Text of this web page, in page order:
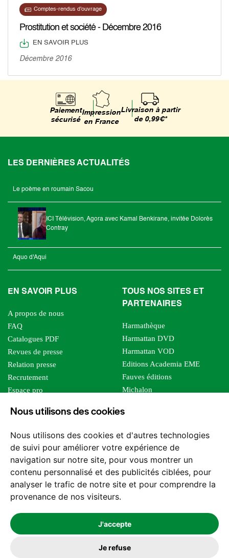
Nous utilisons des cookies
Nous utilisons des cookies et d'autres technologies
de suivi pour améliorer votre expérience de
navigation sur notre site, pour vous montrer un
contenu personnalisé et des publicités ciblées, pour
analyser le trafic de notre site et pour comprendre la
provenance de nos visiteurs.
J'accepte
Je refuse
Comptes-rendus d'ouvrage
Prostitution et société - Décembre 2016
EN SAVOIR PLUS
Décembre 2016
Paiement
sécurisé
Impression
en France
Livraison à partir
de 0,99€*
LES DERNIÈRES ACTUALITÉS
Le poème en roumain Sacou
ICI Télévision, Agora avec Kamal Benkirane, invitée Dolorès
Contray
Aquo d'Aqui
EN SAVOIR PLUS
A propos de nous
FAQ
Catalogues PDF
Revues de presse
Relation presse
Recrutement
Espace pro
Foreign rights
TOUS NOS SITES ET
PARTENAIRES
Harmathèque
Harmattan DVD
Harmattan VOD
Editions Academia EME
Fauves éditions
Michalon
Editions Sutton
Les impliqués
Tous les éditeurs
Nos structures
Nous contacter